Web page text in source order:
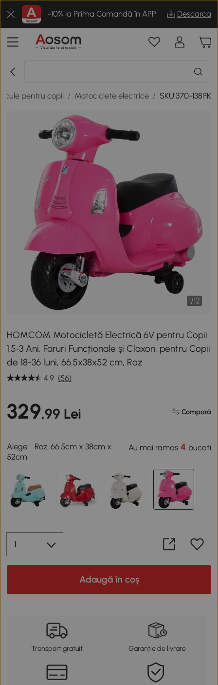
-10% la Prima Comandă în APP Descarca
pentru copii / Motociclete electrice / SKU:370-138PK
1/12
HOMCOM Motocicletă Electrică 6V pentru Copii
1.5‑3 Ani, Faruri Funcționale și Claxon, pentru Copii
de 18-36 luni, 66.5x38x52 cm, Roz
4.9 (56)
329,99 Lei Compară
Alege:
Roz, 66.5cm x 38cm x
52cm
Au mai ramas4 bucati
Adaugă în coș
Transport gratuit Garanție de livrare